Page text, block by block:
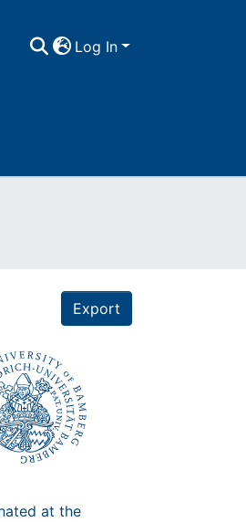
Log In
Export
at the